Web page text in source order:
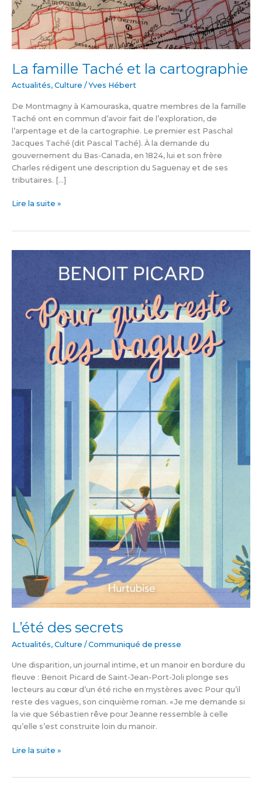
La famille Taché et la cartographie
Actualités, Culture /Yves Hébert
De Montmagny à Kamouraska, quatre membres de la famille
Taché ont en commun d’avoir fait de l’exploration, de
l’arpentage et de la cartographie. Le premier est Paschal
Jacques Taché (dit Pascal Taché). À la demande du
gouvernement du Bas-Canada, en 1824, lui et son frère
Charles rédigent une description du Saguenay et de ses
tributaires. […]
Lire la suite »
L’été des secrets
Actualités, Culture /Communiqué de presse
Une disparition, un journal intime, et un manoir en bordure du
fleuve : Benoit Picard de Saint-Jean-Port-Joli plonge ses
lecteurs au cœur d’un été riche en mystères avec Pour qu’il
reste des vagues, son cinquième roman. « Je me demande si
la vie que Sébastien rêve pour Jeanne ressemble à celle
qu’elle s’est construite loin du manoir.
L’été
Lire la suite »